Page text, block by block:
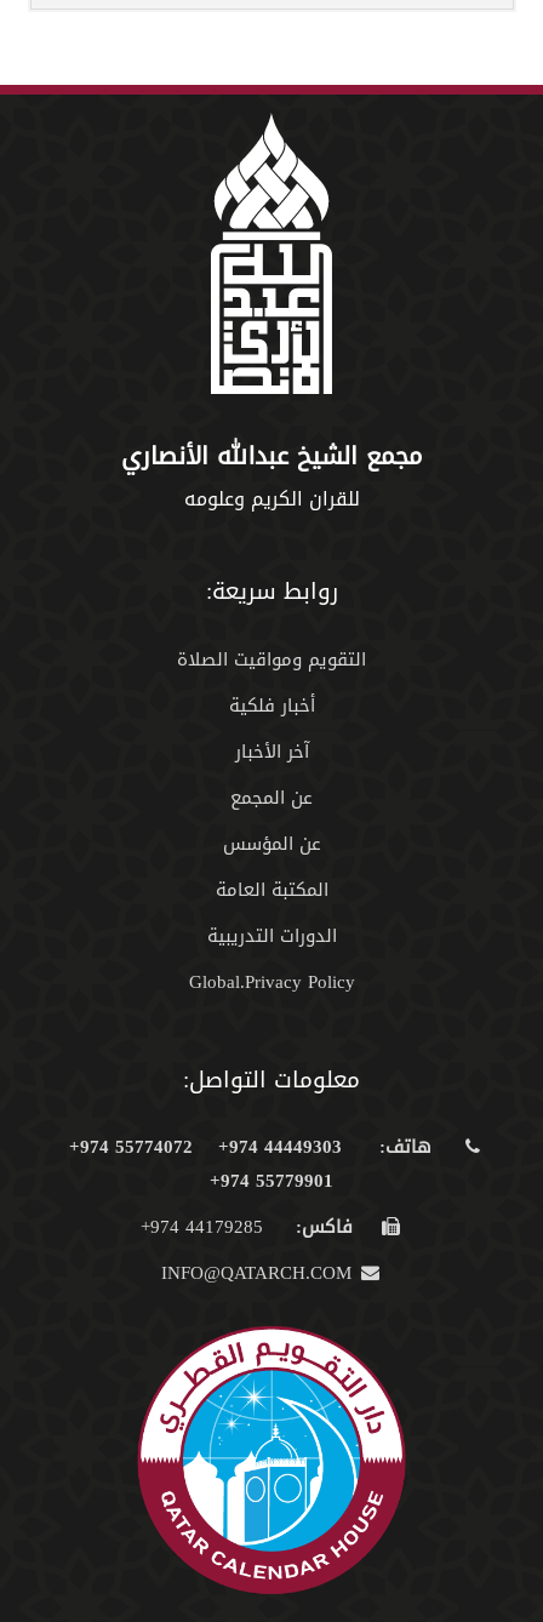
مجمع الشيخ عبدالله الأنصاري
للقران الكريم وعلومه
روابط سريعة:
التقويم ومواقيت الصلاة
أخبار فلكية
آخر الأخبار
عن المجمع
عن المؤسس
المكتبة العامة
الدورات التدريبية
Global.Privacy Policy
معلومات التواصل:
هاتف: 44449303 974+
55774072 974+
55779901 974+
فاكس: